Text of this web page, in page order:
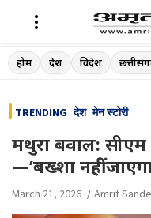
Skip
to
होम देश विदेश
TRENDING देश मेन स्टोरी
मथुरा बवाल:
—’बख्शा नहीं
March 21, 2026 Amrit